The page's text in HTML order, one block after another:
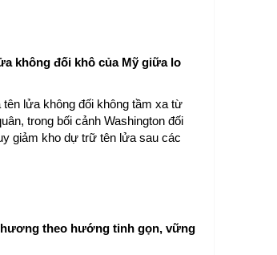
không đối khô của Mỹ giữa lo
lửa không đối không tầm xa từ
trong bối cảnh Washington đối
giảm kho dự trữ tên lửa sau các
theo hướng tinh gọn, vững